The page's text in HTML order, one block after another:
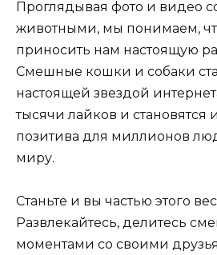
Проглядывая фото и видео
животными, мы понимаем,
приносить нам настоящую
Смешные кошки и собаки
настоящей звездой
тысячи лайков и становятся
позитива для миллионов
миру.
Станьте и вы частью этого
Развлекайтесь, делитесь
моментами со своими